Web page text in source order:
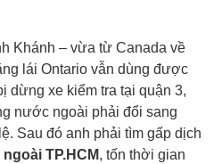
Khánh – vừa từ Canada về
lái Ontario vẫn dùng được
dừng xe kiểm tra tại quận 3,
nước ngoài phải đổi sang
Sau đó anh phải tìm gấp dịch
TP.HCM, tốn thời gian